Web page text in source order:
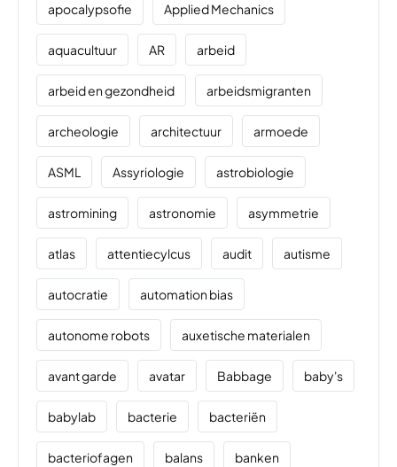
apocalypsofie Applied Mechanics
aquacultuur AR arbeid
arbeid en gezondheid arbeidsmigranten
archeologie architectuur armoede
ASML Assyriologie astrobiologie
astromining astronomie asymmetrie
atlas attentiecylcus audit autisme
autocratie automation bias
autonome robots auxetische materialen
avant garde avatar Babbage baby's
babylab bacterie bacteriën
bacteriofagen balans banken